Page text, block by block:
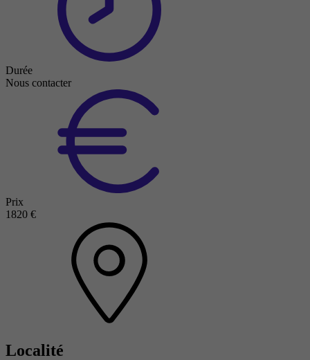
Durée
Nous contacter
Prix
1820 €
Localité